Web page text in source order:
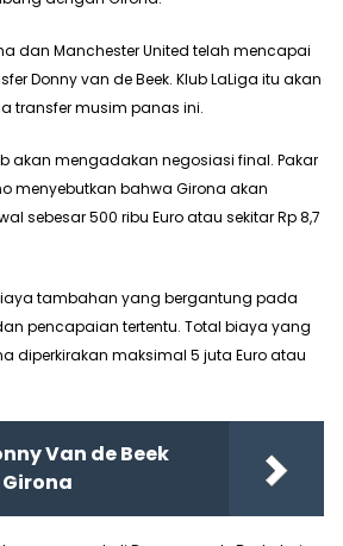
dan Manchester United telah mencapai
Donny van de Beek. Klub LaLiga itu akan
transfer musim panas ini.
akan mengadakan negosiasi final. Pakar
menyebutkan bahwa Girona akan
sebesar 500 ribu Euro atau sekitar Rp 8,7
tambahan yang bergantung pada
pencapaian tertentu. Total biaya yang
diperkirakan maksimal 5 juta Euro atau
Van de Beek